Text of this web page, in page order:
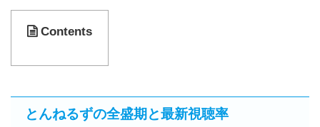
Contents
とんねるずの全盛期と最新視聴率